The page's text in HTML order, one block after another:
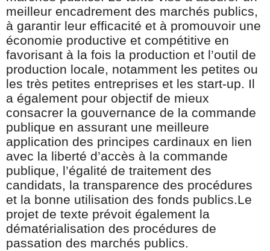
meilleur encadrement des marchés publics,
à garantir leur efficacité et à promouvoir une
économie productive et compétitive en
favorisant à la fois la production et l’outil de
production locale, notamment les petites ou
les très petites entreprises et les start-up. Il
a également pour objectif de mieux
consacrer la gouvernance de la commande
publique en assurant une meilleure
application des principes cardinaux en lien
avec la liberté d’accès à la commande
publique, l’égalité de traitement des
candidats, la transparence des procédures
et la bonne utilisation des fonds publics.Le
projet de texte prévoit également la
dématérialisation des procédures de
passation des marchés publics.